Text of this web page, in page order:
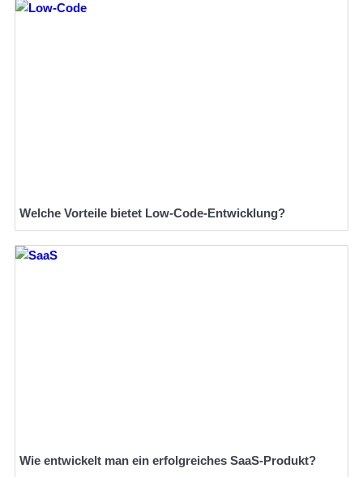
Welche Vorteile bietet Low-Code-Entwicklung?
Wie entwickelt man ein erfolgreiches SaaS-Produkt?